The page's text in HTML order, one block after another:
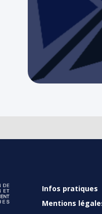
Infos pratiques
Mentions